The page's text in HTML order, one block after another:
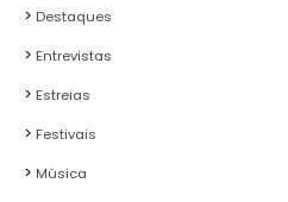
Destaques
Entrevistas
Estreias
Festivais
Música